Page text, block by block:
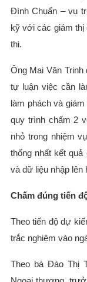
Đình Chuẩn – vụ
kỹ với các giám thị
thi.
Ông Mai Văn
tự luận việc cần
làm phách và
quy trình chấm 2
nhỏ trong nhiệm
thống nhất kết
và dữ liệu nhập lên
Chấm đúng tiến
Theo tiến độ dự
trắc nghiệm vào
Theo bà Đào Thị